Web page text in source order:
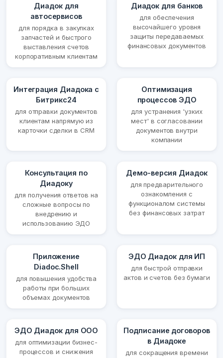
Диадок для
автосервисов
для порядка в закупках
запчастей и быстрого
выставления счетов
корпоративным клиентам
Диадок для банков
для обеспечения
высочайшего уровня
защиты передаваемых
финансовых документов
Интеграция Диадока с
Битрикс24
для отправки документов
клиентам напрямую из
карточки сделки в CRM
Оптимизация
процессов ЭДО
для устранения 'узких
мест' в согласовании
документов внутри
компании
Консультация по
Диадоку
для получения ответов на
сложные вопросы по
внедрению и
использованию ЭДО
Демо-версия Диадок
для предварительного
ознакомления с
функционалом системы
без финансовых затрат
Приложение
Diadoc.Shell
для повышения удобства
работы при больших
объемах документов
ЭДО Диадок для ИП
для быстрой отправки
актов и счетов без бумаги
ЭДО Диадок для ООО
для оптимизации бизнес-
процессов и снижения
Подписание договоров
в Диадоке
для сокращения времени